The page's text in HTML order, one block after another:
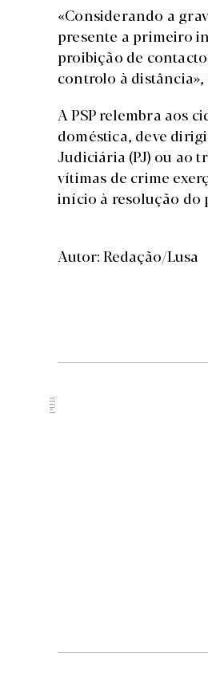
«Considerando a
presente a primeiro
proibição de
controlo à distância»,
A PSP relembra aos
doméstica, deve
Judiciária (PJ) ou ao
vítimas de crime
início à resolução do
Autor: Redação/Lusa
PUB.